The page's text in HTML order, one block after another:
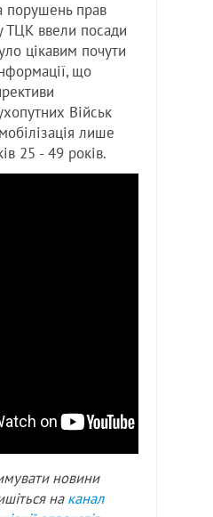
порушень прав
ТЦК ввели посади
цікавим почути
що
Військ
лише
25 - 49 років.
новини
на канал